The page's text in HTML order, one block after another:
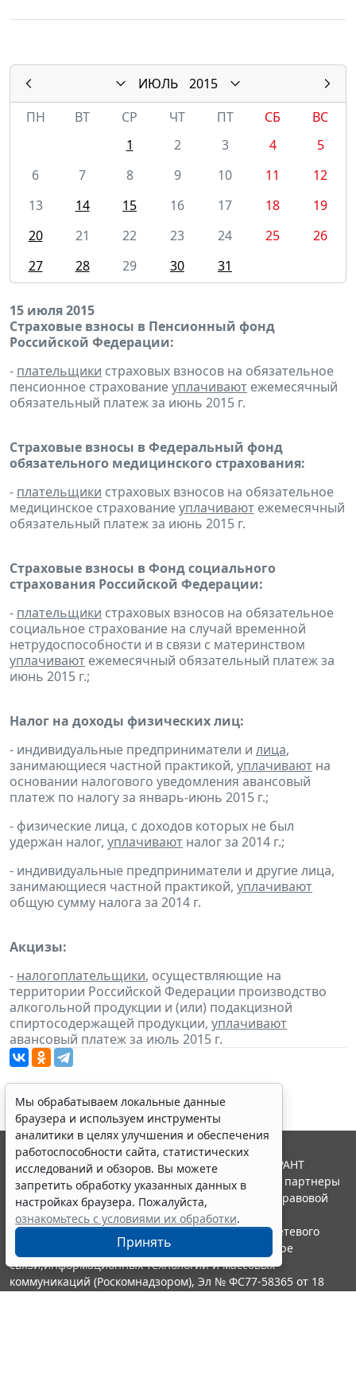
ИЮЛЬ
2015
ПН
ВТ СР ЧТ ПТ СБ
ВС
1
2 3 4
5
6
7 8 9 10 11
12
13
14 15 16 17 18
19
20
21 22 23 24 25
26
27
28 29 30 31
15 июля 2015
Страховые взносы в Пенсионный фонд
Российской Федерации:
- плательщики страховых взносов на обязательное
пенсионное страхованиеуплачивают ежемесячный
обязательный платеж за июнь 2015 г.
Страховые взносы в Федеральный фонд
обязательного медицинского страхования:
- плательщики страховых взносов на обязательное
медицинское страхованиеуплачивают ежемесячный
обязательный платеж за июнь 2015 г.
Страховые взносы в Фонд социального
страхования Российской Федерации:
- плательщики страховых взносов на обязательное
социальное страхование на случай временной
нетрудоспособности и в связи с материнством
уплачивают ежемесячный обязательный платеж за
июнь 2015 г.;
Налог на доходы физических лиц:
- индивидуальные предприниматели и лица,
занимающиеся частной практикой, уплачивают на
основании налогового уведомления авансовый
платеж по налогу за январь-июнь 2015 г.;
- физические лица, с доходов которых не был
удержан налог, уплачивают налог за 2014 г.;
- индивидуальные предприниматели и другие лица,
занимающиеся частной практикой, уплачивают
общую сумму налога за 2014 г.
Акцизы:
- налогоплательщики, осуществляющие на
территории Российской Федерации производство
алкогольной продукции и (или) подакцизной
спиртосодержащей продукции, уплачивают
авансовый платеж за июль 2015 г.
Мы обрабатываем локальные данные
браузера и используем инструменты
аналитики в целях улучшения и обеспечения
работоспособности сайта, статистических
исследований и обзоров. Вы можете
запретить обработку указанных данных в
настройках браузера. Пожалуйста,
ознакомьтесь с условиями их обработки.
Принять
© ООО "НПП "ГАРАНТ-СЕРВИС", 2026. Система ГАРАНТ
выпускается с 1990 года. Компания "Гарант" и ее партнеры
являются участниками Российской ассоциации правовой
информации ГАРАНТ.
Портал ГАРАНТ.РУ зарегистрирован в качестве сетевого
издания Федеральной службой по надзору в сфере
связи,информационных технологий и массовых
коммуникаций (Роскомнадзором), Эл № ФС77-58365 от 18